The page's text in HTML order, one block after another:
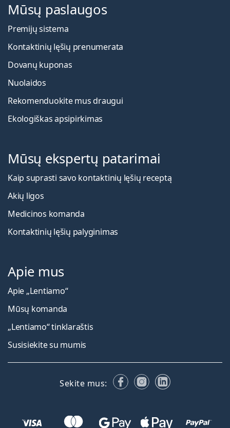
Mūsų paslaugos
Premijų sistema
Kontaktinių lęšių prenumerata
Dovanų kuponas
Nuolaidos
Rekomenduokite mus draugui
Ekologiškas apsipirkimas
Mūsų ekspertų patarimai
Kaip suprasti savo kontaktinių lęšių receptą
Akių ligos
Medicinos komanda
Kontaktinių lęšių palyginimas
Apie mus
Apie „Lentiamo“
Mūsų komanda
„Lentiamo“ tinklaraštis
Susisiekite su mumis
Sekite mus: FacebookInstagram
LinkedIn